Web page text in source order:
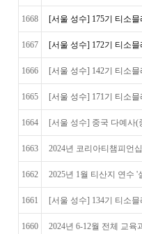
1668 [서울 성수] 175기 티소
1667 [서울 성수] 172기 티소
1666 [서울 성수] 142기 티소
1665 [서울 성수] 171기 티소
1664 [서울 성수] 중국 다예사(
1663 2024년 코리아티챔피언
1662 2025년 1월 티산지 연수
1661 [서울 성수] 134기 티소
1660 2024년 6-12월 전체 교육